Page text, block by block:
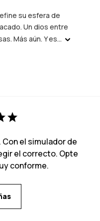
su esfera de
Un dios entre
Más aún. Y es...
Con el simulador de
el correcto. Opte
conforme.